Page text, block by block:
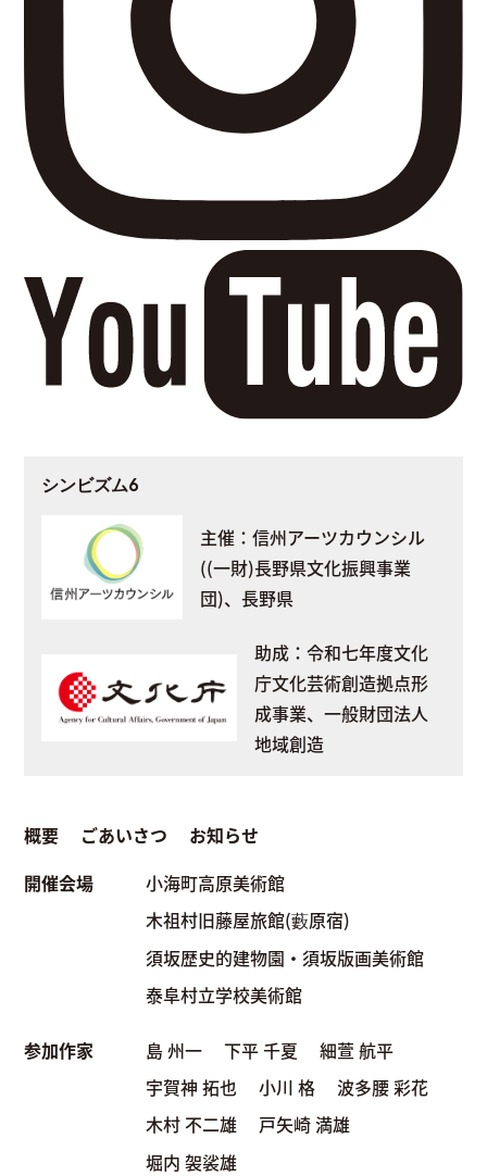
シンビズム6
主催：信州アーツカウンシル
((一財)長野県文化振興事業
団)、長野県
助成：令和七年度文化
庁文化芸術創造拠点形
成事業、一般財団法人
地域創造
概要 ごあいさつ
お知らせ
開催会場
小海町高原美術館
木祖村旧藤屋旅館(藪原宿)
須坂歴史的建物園・須坂版画美術館
泰阜村立学校美術館
参加作家 島 州一 下平 千夏
細萱 航平
宇賀神 拓也
小川 格
波多腰 彩花
木村 不二雄
戸矢崎 満雄
堀内 袈裟雄